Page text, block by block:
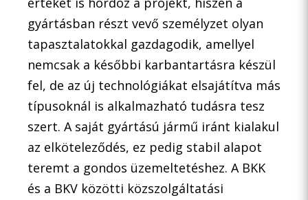
gyártásban részt vevő személyzet olyan
tapasztalatokkal gazdagodik, amellyel
nemcsak a későbbi karbantartásra készül
fel, de az új technológiákat elsajátítva más
típusoknál is alkalmazható tudásra tesz
szert. A saját gyártású jármű iránt kialakul
az elköteleződés, ez pedig stabil alapot
teremt a gondos üzemeltetéshez. A BKK
és a BKV közötti közszolgáltatási